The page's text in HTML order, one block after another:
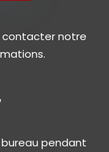
contacter notre
pendant